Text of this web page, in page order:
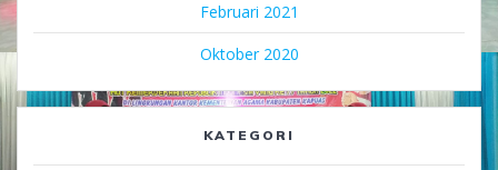
Februari 2021
Oktober 2020
KATEGORI